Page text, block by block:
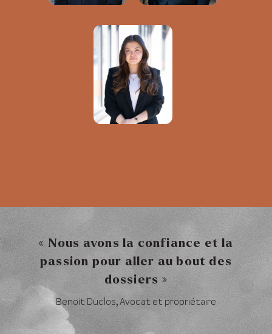
« Nous avons la confiance et la
passion pour aller au bout des
dossiers »
Benoit Duclos, Avocat et propriétaire